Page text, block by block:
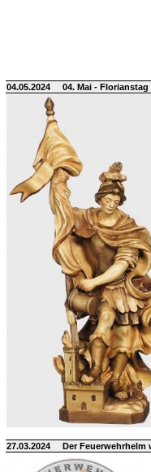
04.05.2024 04. Mai -
27.03.2024 Der